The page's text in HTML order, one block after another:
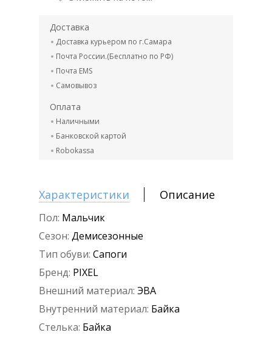
Доставка
Доставка курьером по г.Самара
Почта России.(Бесплатно по РФ)
Почта EMS
Самовывоз
Оплата
Наличными
Банковской картой
Robokassa
Характеристики Описание
Пол: Мальчик
Сезон: Демисезонные
Тип обуви: Сапоги
Бренд: PIXEL
Внешний материал: ЭВА
Внутренний материал: Байка
Стелька: Байка